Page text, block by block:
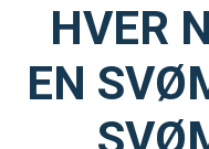
HVER
EN